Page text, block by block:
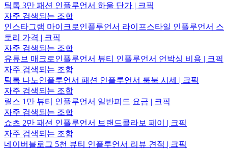
틱톡 3만 패션 인플루언서 하울 단가 | 크픽
자주 검색되는 조합
인스타그램 마이크로인플루언서 라이프스타일 인플루언서 스
토리 가격 | 크픽
자주 검색되는 조합
유튜브 매크로인플루언서 뷰티 인플루언서 언박싱 비용 | 크픽
자주 검색되는 조합
틱톡 나노인플루언서 패션 인플루언서 룩북 시세 | 크픽
자주 검색되는 조합
릴스 1만 뷰티 인플루언서 일반피드 요금 | 크픽
자주 검색되는 조합
쇼츠 2만 패션 인플루언서 브랜드콜라보 페이 | 크픽
자주 검색되는 조합
네이버블로그 5천 뷰티 인플루언서 리뷰 견적 | 크픽